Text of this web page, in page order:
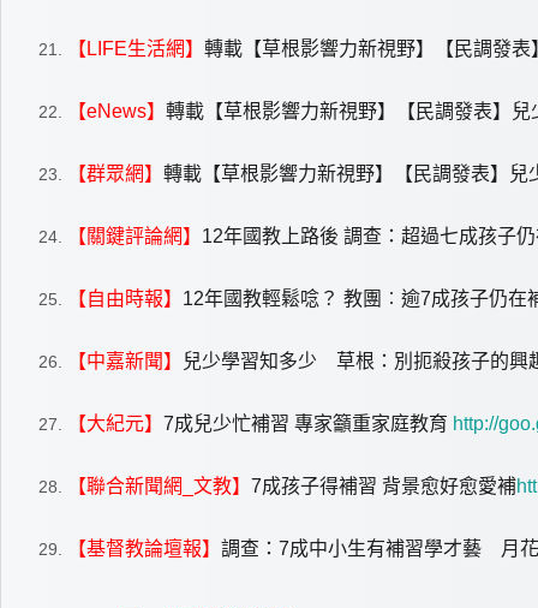
【LIFE生活網】 轉載【草根影響力新視野】【民調發
【eNews】 轉載【草根影響力新視野】【民調發表】
【群眾網】 轉載【草根影響力新視野】【民調發表】
【關鍵評論網】 12年國教上路後 調查：超過七成孩子
【自由時報】 12年國教輕鬆唸？ 教團︰逾7成孩子仍在
【中嘉新聞】 兒少學習知多少 草根：別扼殺孩子的興
【大紀元】 7成兒少忙補習 專家籲重家庭教育 http://
【聯合新聞網_文教】 7成孩子得補習 背景愈好愈愛補
【基督教論壇報】 調查：7成中小生有補習學才藝 月